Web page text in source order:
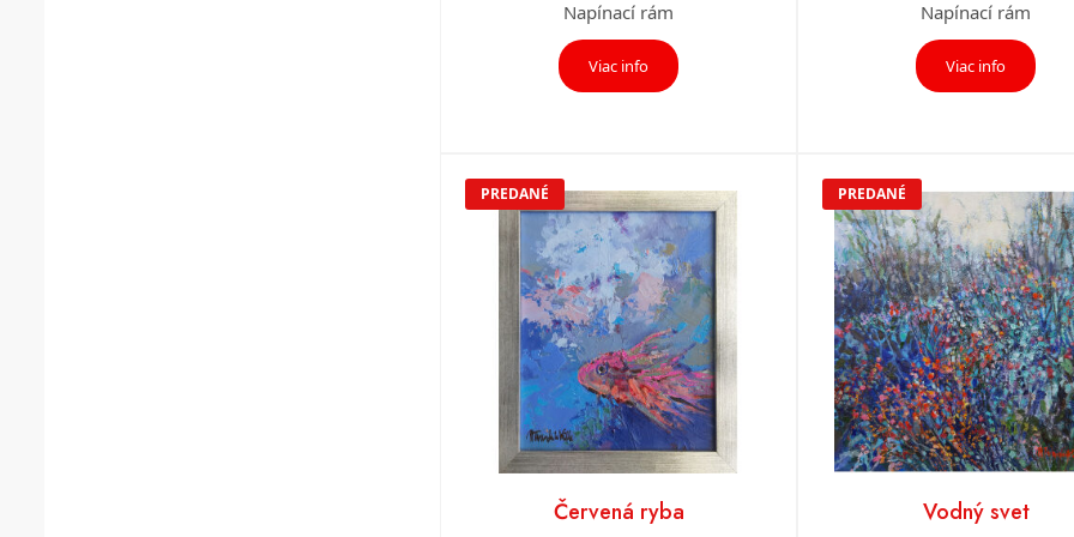
Napínací rám
Viac info
Napínací rám
Viac info
PREDANÉ
Červená ryba
PREDANÉ
Vodný svet